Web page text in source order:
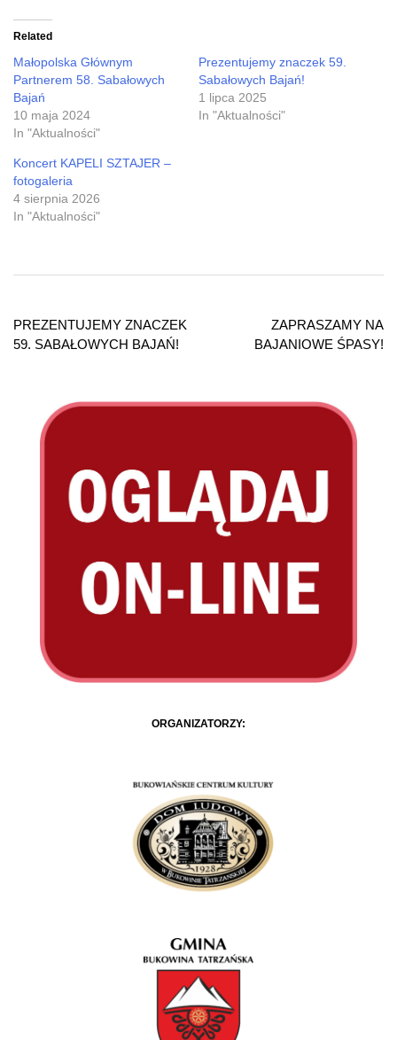
(Opens
in
new
Related
Małopolska Głównym
Partnerem 58. Sabałowych
Bajań
10 maja 2024
In "Aktualności"
Prezentujemy znaczek 59.
Sabałowych Bajań!
1 lipca 2025
In "Aktualności"
Koncert KAPELI SZTAJER –
fotogaleria
4 sierpnia 2026
In "Aktualności"
wpisu
PREZENTUJEMY ZNACZEK
59. SABAŁOWYCH BAJAŃ!
ZAPRASZAMY NA
BAJANIOWE ŚPASY!
ORGANIZATORZY: